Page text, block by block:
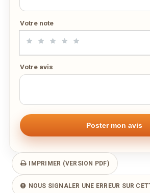
Votre note
Votre avis
IMPRIMER (VERSION PDF)
NOUS SIGNALER UNE ERREUR SUR